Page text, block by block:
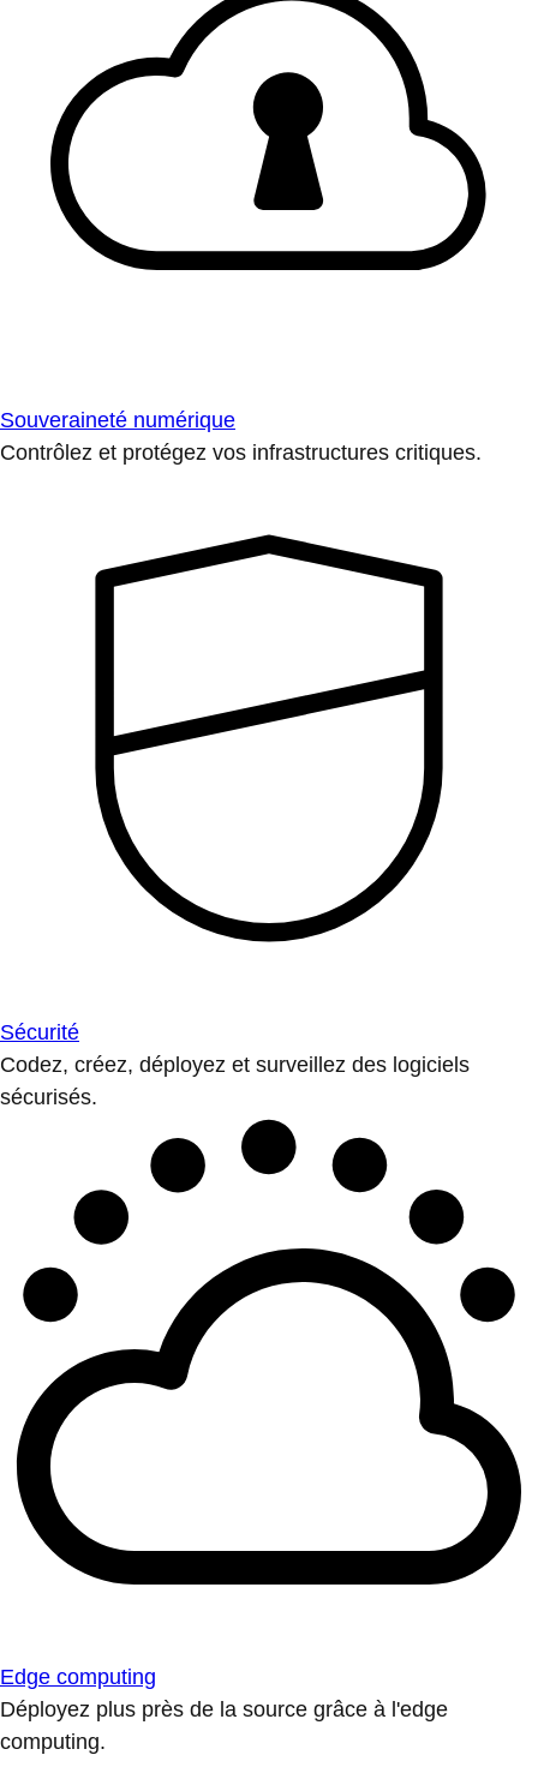
Souveraineté numérique
Contrôlez et protégez vos infrastructures critiques.
Sécurité
Codez, créez, déployez et surveillez des logiciels
sécurisés.
Edge computing
Déployez plus près de la source grâce à l'edge
computing.